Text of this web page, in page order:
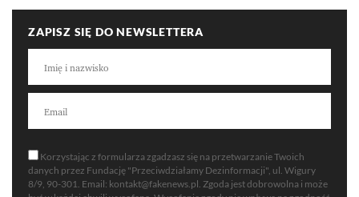
ZAPISZ SIĘ DO NEWSLETTERA
Korzystając z formularza zgadzasz się na przetwarzanie Twoich
danych przez Fundację "Przeciwdziałamy Dezinformacji", ul. Wigury
8/9, 90-301. Email: kontakt@fakenews.pl . Zgoda jest dobrowolna i może